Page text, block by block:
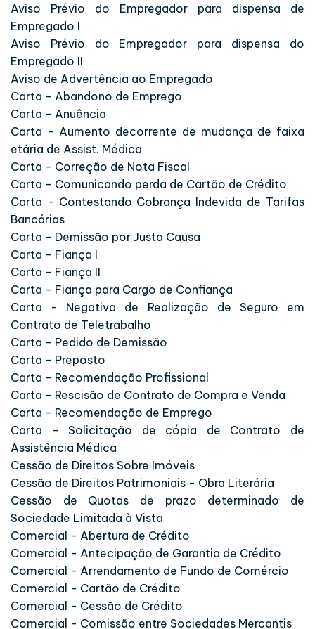
Aviso Prévio do Empregador para dispensa de
Empregado I
Aviso Prévio do Empregador para dispensa do
Empregado II
Aviso de Advertência ao Empregado
Carta - Abandono de Emprego
Carta - Anuência
Carta - Aumento decorrente de mudança de faixa
etária de Assist. Médica
Carta - Correção de Nota Fiscal
Carta - Comunicando perda de Cartão de Crédito
Carta - Contestando Cobrança Indevida de Tarifas
Bancárias
Carta - Demissão por Justa Causa
Carta - Fiança I
Carta - Fiança II
Carta - Fiança para Cargo de Confiança
Carta - Negativa de Realização de Seguro em
Contrato de Teletrabalho
Carta - Pedido de Demissão
Carta - Preposto
Carta - Recomendação Profissional
Carta - Rescisão de Contrato de Compra e Venda
Carta - Recomendação de Emprego
Carta - Solicitação de cópia de Contrato de
Assistência Médica
Cessão de Direitos Sobre Imóveis
Cessão de Direitos Patrimoniais - Obra Literária
Cessão de Quotas de prazo determinado de
Sociedade Limitada à Vista
Comercial - Abertura de Crédito
Comercial - Antecipação de Garantia de Crédito
Comercial - Arrendamento de Fundo de Comércio
Comercial - Cartão de Crédito
Comercial - Cessão de Crédito
Comercial - Comissão entre Sociedades Mercantis